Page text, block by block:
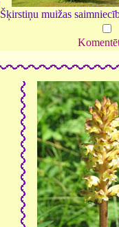
Šķirstiņu muižas